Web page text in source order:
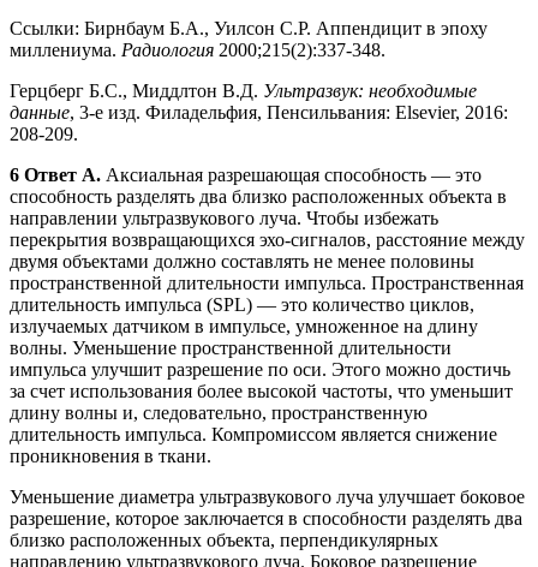
Ссылки: Бирнбаум Б.А., Уилсон С.Р. Аппендицит в эпоху
миллениума. Радиология 2000;215(2):337-348.
Герцберг Б.С., Миддлтон В.Д. Ультразвук: необходимые
данные, 3-е изд. Филадельфия, Пенсильвания: Elsevier, 2016:
208-209.
6 Ответ A. Аксиальная разрешающая способность — это
способность разделять два близко расположенных объекта в
направлении ультразвукового луча. Чтобы избежать
перекрытия возвращающихся эхо-сигналов, расстояние между
двумя объектами должно составлять не менее половины
пространственной длительности импульса. Пространственная
длительность импульса (SPL) — это количество циклов,
излучаемых датчиком в импульсе, умноженное на длину
волны. Уменьшение пространственной длительности
импульса улучшит разрешение по оси. Этого можно достичь
за счет использования более высокой частоты, что уменьшит
длину волны и, следовательно, пространственную
длительность импульса. Компромиссом является снижение
проникновения в ткани.
Уменьшение диаметра ультразвукового луча улучшает боковое
разрешение, которое заключается в способности разделять два
близко расположенных объекта, перпендикулярных
направлению ультразвукового луча. Боковое разрешение